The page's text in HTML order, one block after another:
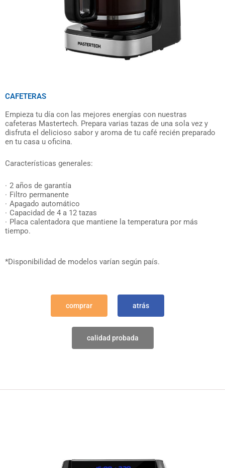
CAFETERAS
Empieza tu día con las mejores energías con nuestras
cafeteras Mastertech. Prepara varias tazas de una sola vez y
disfruta el delicioso sabor y aroma de tu café recién preparado
en tu casa u oficina.
Características generales:
2 años de garantía
Filtro permanente
Apagado automático
Capacidad de 4 a 12 tazas
Placa calentadora que mantiene la temperatura por más
tiempo.
*Disponibilidad de modelos varían según país.
comprar atrás
calidad probada